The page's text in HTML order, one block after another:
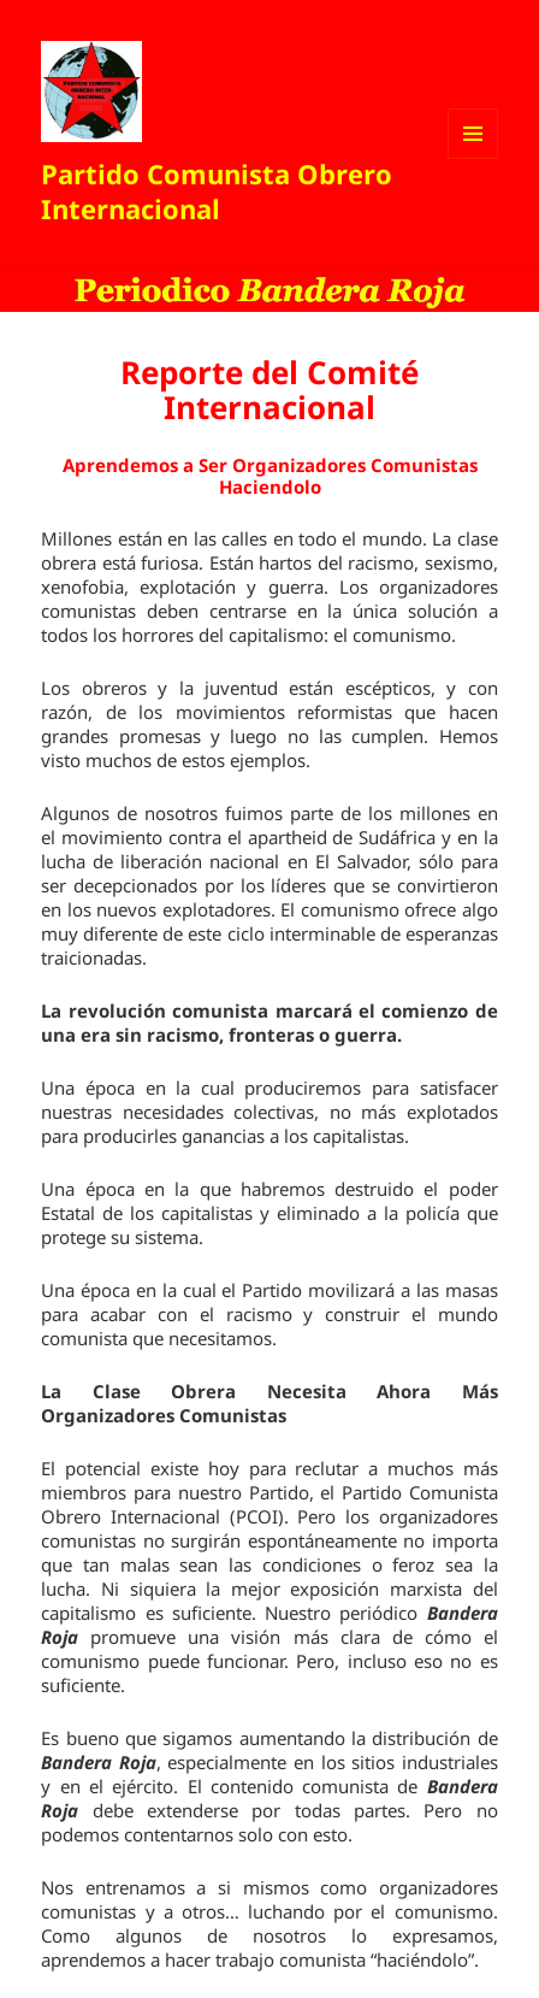
Partido Comunista Obrero
Internacional
Reporte del Comité
Internacional
Aprendemos a Ser Organizadores Comunistas
Haciendolo
Millones están en las calles en todo el mundo. La clase
obrera está furiosa. Están hartos del racismo, sexismo,
xenofobia, explotación y guerra. Los organizadores
comunistas deben centrarse en la única solución a
todos los horrores del capitalismo: el comunismo.
Los obreros y la juventud están escépticos, y con
razón, de los movimientos reformistas que hacen
grandes promesas y luego no las cumplen. Hemos
visto muchos de estos ejemplos.
Algunos de nosotros fuimos parte de los millones en
el movimiento contra el apartheid de Sudáfrica y en la
lucha de liberación nacional en El Salvador, sólo para
ser decepcionados por los líderes que se convirtieron
en los nuevos explotadores. El comunismo ofrece algo
muy diferente de este ciclo interminable de esperanzas
traicionadas.
La revolución comunista marcará el comienzo de
una era sin racismo, fronteras o guerra.
Una época en la cual produciremos para satisfacer
nuestras necesidades colectivas, no más explotados
para producirles ganancias a los capitalistas.
Una época en la que habremos destruido el poder
Estatal de los capitalistas y eliminado a la policía que
protege su sistema.
Una época en la cual el Partido movilizará a las masas
para acabar con el racismo y construir el mundo
comunista que necesitamos.
La Clase Obrera Necesita Ahora Más
Organizadores Comunistas
El potencial existe hoy para reclutar a muchos más
miembros para nuestro Partido, el Partido Comunista
Obrero Internacional (PCOI). Pero los organizadores
comunistas no surgirán espontáneamente no importa
que tan malas sean las condiciones o feroz sea la
lucha. Ni siquiera la mejor exposición marxista del
capitalismo es suficiente. Nuestro periódico Bandera
Roja promueve una visión más clara de cómo el
comunismo puede funcionar. Pero, incluso eso no es
suficiente.
Es bueno que sigamos aumentando la distribución de
Bandera Roja, especialmente en los sitios industriales
y en el ejército. El contenido comunista de Bandera
Roja debe extenderse por todas partes. Pero no
podemos contentarnos solo con esto.
Nos entrenamos a si mismos como organizadores
comunistas y a otros… luchando por el comunismo.
Como algunos de nosotros lo expresamos,
aprendemos a hacer trabajo comunista “haciéndolo”.